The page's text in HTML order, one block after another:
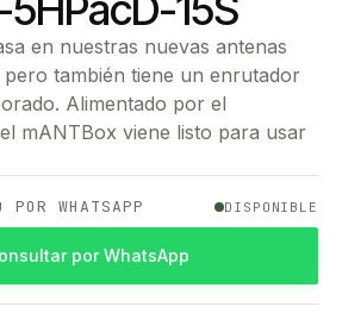
en nuestras nuevas antenas
también tiene un enrutador
Alimentado por el
mANTBox viene listo para usar
POR WHATSAPP DISPONIBLE
por WhatsApp